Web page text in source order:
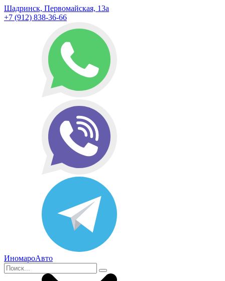
Шадринск, Первомайская, 13а
+7 (912) 838-36-66
ИномароАвто